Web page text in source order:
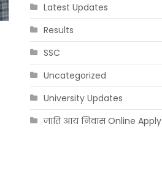
Latest Updates
Results
SSC
Uncategorized
University Updates
जाति आय निवास Online Apply